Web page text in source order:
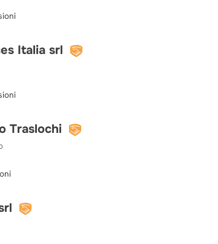
Italia srl
Traslochi